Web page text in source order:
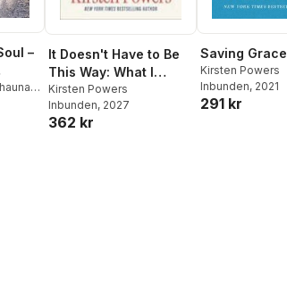
–
It Doesn't Have to Be
This Way: What I
Learned When I Left
America
Kirsten Powers
Inbunden, 2027
362 kr
Saving Grace
Kirsten Powers
Inbunden, 2021
291 kr